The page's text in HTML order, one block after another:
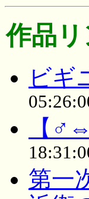
作品リ
ビギ
【
第一